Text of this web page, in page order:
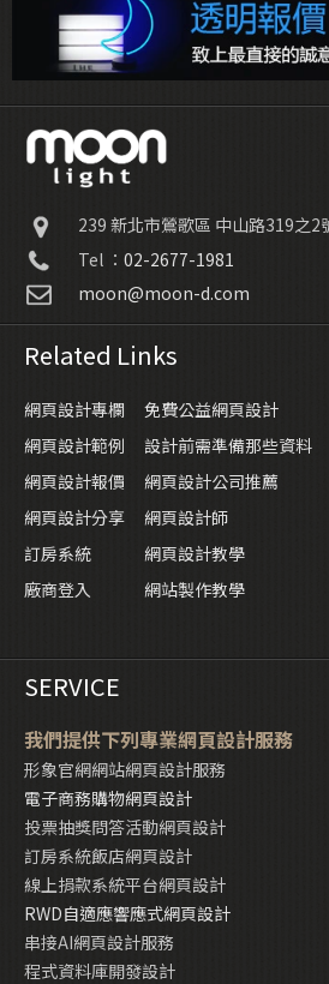
239 新北市鶯歌區 中山路319之2
Tel ： 02-2677-1981
moon@moon-d.com
Related Links
網頁設計專欄 免費公益網頁設計
網頁設計範例
設計前需準備那些資料
網頁設計報價
網頁設計公司推薦
網頁設計分享
網頁設計師
訂房系統
網頁設計教學
廠商登入
網站製作教學
SERVICE
我們提供下列專業網頁設計服務
形象官網網站網頁設計服務
電子商務購物網頁設計
投票抽獎問答活動網頁設計
訂房系統飯店網頁設計
線上捐款系統平台網頁設計
RWD自適應響應式網頁設計
串接AI網頁設計服務
程式資料庫開發設計